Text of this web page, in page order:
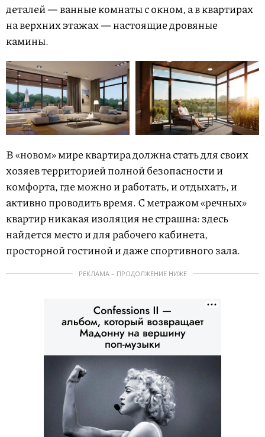
деталей — ванные комнаты с окном, а в квартирах
на верхних этажах — настоящие дровяные
камины.
В «новом» мире квартира должна стать для своих
хозяев территорией полной безопасности и
комфорта, где можно и работать, и отдыхать, и
активно проводить время. С метражом «речных»
квартир никакая изоляция не страшна: здесь
найдется место и для рабочего кабинета,
просторной гостиной и даже спортивного зала.
РЕКЛАМА – ПРОДОЛЖЕНИЕ НИЖЕ